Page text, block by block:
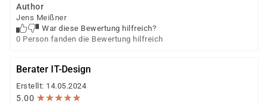
Author
Jens Meißner
War diese Bewertung hilfreich?
0 Person fanden die Bewertung hilfreich
Berater IT-Design
Erstellt: 14.05.2024
5.00 ★★★★★
★★★★★